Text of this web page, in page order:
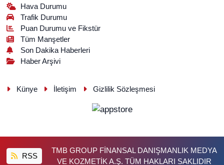
Hava Durumu
Trafik Durumu
Puan Durumu ve Fikstür
Tüm Manşetler
Son Dakika Haberleri
Haber Arşivi
Künye İletişim Gizlilik Sözleşmesi
RSS
TMB GROUP FİNANSAL DANIŞMANLIK MEDYA
VE KOZMETİK A.Ş. TÜM HAKLARI SAKLIDIR